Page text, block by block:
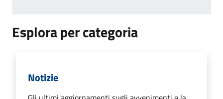
Esplora per categoria
Notizie